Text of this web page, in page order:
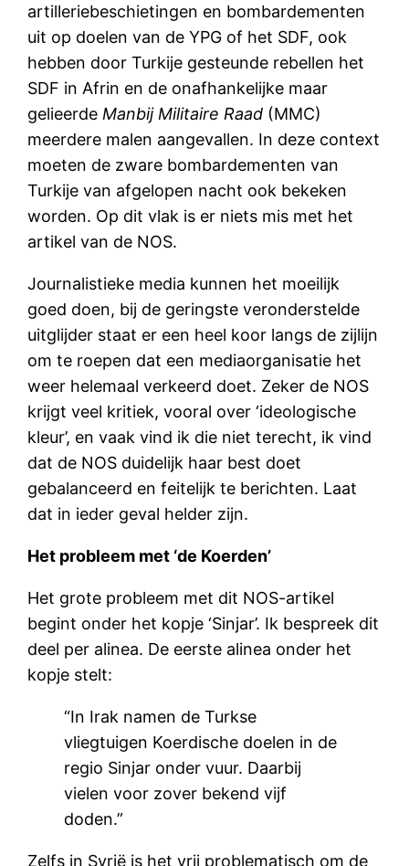
artilleriebeschietingen en bombardementen
uit op doelen van de YPG of het SDF, ook
hebben door Turkije gesteunde rebellen het
SDF in Afrin en de onafhankelijke maar
gelieerde Manbij Militaire Raad (MMC)
meerdere malen aangevallen. In deze context
moeten de zware bombardementen van
Turkije van afgelopen nacht ook bekeken
worden. Op dit vlak is er niets mis met het
artikel van de NOS.
Journalistieke media kunnen het moeilijk
goed doen, bij de geringste veronderstelde
uitglijder staat er een heel koor langs de zijlijn
om te roepen dat een mediaorganisatie het
weer helemaal verkeerd doet. Zeker de NOS
krijgt veel kritiek, vooral over ‘ideologische
kleur’, en vaak vind ik die niet terecht, ik vind
dat de NOS duidelijk haar best doet
gebalanceerd en feitelijk te berichten. Laat
dat in ieder geval helder zijn.
Het probleem met ‘de Koerden’
Het grote probleem met dit NOS-artikel
begint onder het kopje ‘Sinjar’. Ik bespreek dit
deel per alinea. De eerste alinea onder het
kopje stelt:
“In Irak namen de Turkse
vliegtuigen Koerdische doelen in de
regio Sinjar onder vuur. Daarbij
vielen voor zover bekend vijf
doden.”
Zelfs in Syrië is het vrij problematisch om de